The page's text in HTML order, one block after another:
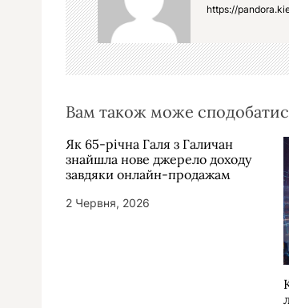
і
я
з
п
и
с
і
https://
Вам також може
Як 65-річна Галя з Галичан
знайшла нове джерело доходу
завдяки онлайн-продажам
2 Червня, 2026